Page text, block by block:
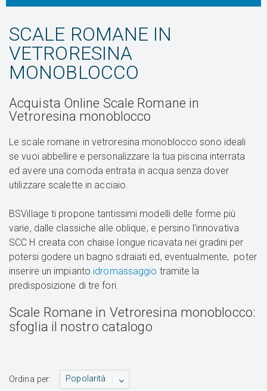
SCALE ROMANE IN
VETRORESINA
MONOBLOCCO
Acquista Online Scale Romane in
Vetroresina monoblocco
Le scale romane in vetroresina monoblocco sono ideali
se vuoi abbellire e personalizzare la tua piscina interrata
ed avere una comoda entrata in acqua senza dover
utilizzare scalette in acciaio.
BSVillage ti propone tantissimi modelli delle forme più
varie, dalle classiche alle oblique, e persino l'innovativa
SCC H creata con chaise longue ricavata nei gradini per
potersi godere un bagno sdraiati ed, eventualmente, poter
inserire un impianto idromassaggio tramite la
predisposizione di tre fori.
Scale Romane in Vetroresina monoblocco:
sfoglia il nostro catalogo
Ordina per: Popolarità